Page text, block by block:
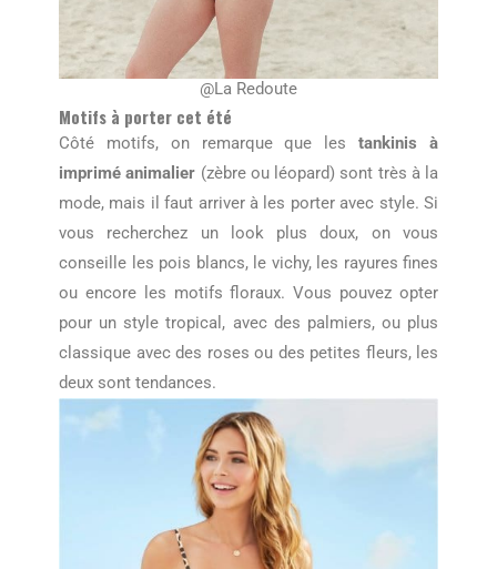
@La Redoute
Motifs à porter cet été
Côté motifs, on remarque que lestankinis à
imprimé animalier (zèbre ou léopard) sont très à la
mode, mais il faut arriver à les porter avec style. Si
vous recherchez un look plus doux, on vous
conseille les pois blancs, le vichy, les rayures fines
ou encore les motifs floraux. Vous pouvez opter
pour un style tropical, avec des palmiers, ou plus
classique avec des roses ou des petites fleurs, les
deux sont tendances.